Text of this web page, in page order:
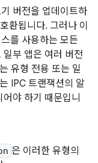
버전을 업데이트하
환됩니다. 그러나 이
를 사용하는 모든
부 앱은 여러 버전
유형 전용 또는 일
IPC 트랜잭션의 알
야 하기 때문입니
은 이러한 유형의